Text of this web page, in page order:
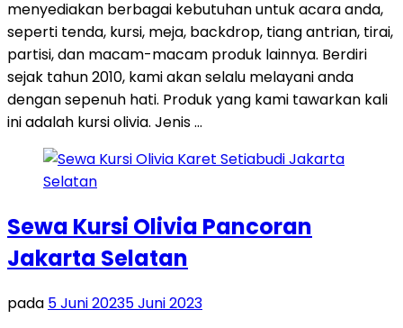
menyediakan berbagai kebutuhan untuk acara anda,
seperti tenda, kursi, meja, backdrop, tiang antrian, tirai,
partisi, dan macam-macam produk lainnya. Berdiri
sejak tahun 2010, kami akan selalu melayani anda
dengan sepenuh hati. Produk yang kami tawarkan kali
ini adalah kursi olivia. Jenis …
Sewa Kursi Olivia Pancoran
Jakarta Selatan
pada 5 Juni 20235 Juni 2023